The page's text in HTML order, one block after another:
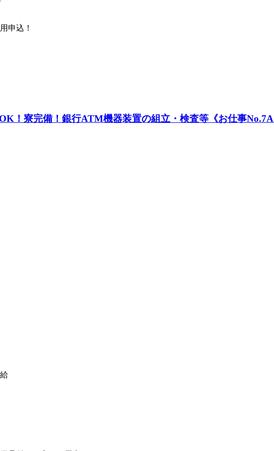
申込！
！寮完備！銀行ATM機器装置の組立・検査等《お仕事